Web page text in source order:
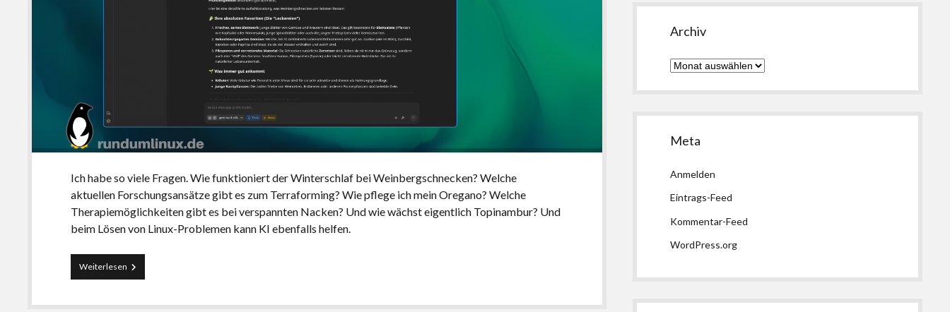
Ich habe so viele Fragen. Wie funktioniert der Winterschlaf bei Weinbergschnecken? Welche
aktuellen Forschungsansätze gibt es zum Terraforming? Wie pflege ich mein Oregano? Welche
Therapiemöglichkeiten gibt es bei verspannten Nacken? Und wie wächst eigentlich Topinambur? Und
beim Lösen von Linux-Problemen kann KI ebenfalls helfen.
Weiterlesen Die
Antwort
alle
Archiv
Archiv
Meta
Anmelden
Eintrags-Feed
Kommentar-Feed
WordPress.org